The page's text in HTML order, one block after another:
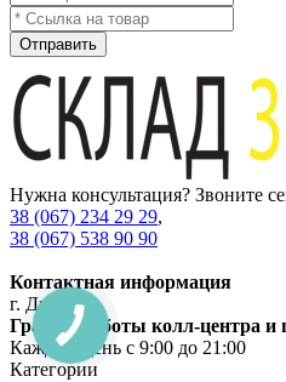
Отправить
Нужна консультация? Звоните
38 (067) 234 29 29,
38 (067) 538 90 90
Контактная информация
г. Днепр
График работы колл-центра и
Каждый день с 9:00 до 21:00
Категории